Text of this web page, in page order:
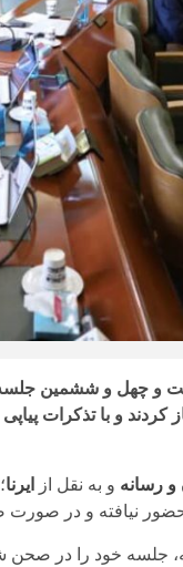
و چهل و ششمین جلسه
و با تذکرات
و رسانه و به نقل از ایرنا
نیافته و در
را در صحن شورا با هفت